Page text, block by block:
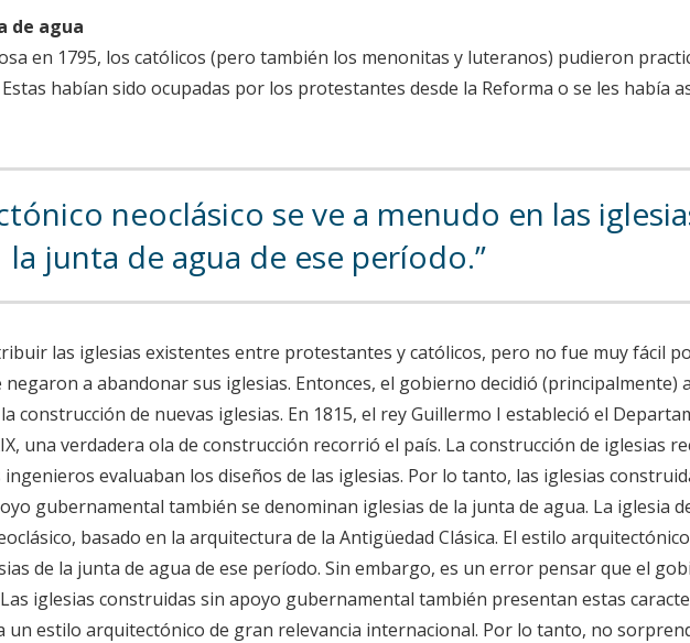
de agua
en 1795, los católicos (pero también los menonitas y luteranos) pudieron
habían sido ocupadas por los protestantes desde la Reforma o se les había
neoclásico se ve a menudo en las
la junta de agua de ese período.
las iglesias existentes entre protestantes y católicos, pero no fue muy fácil
a abandonar sus iglesias. Entonces, el gobierno decidió (principalmente)
construcción de nuevas iglesias. En 1815, el rey Guillermo I estableció el
una verdadera ola de construcción recorrió el país. La construcción de iglesias
evaluaban los diseños de las iglesias. Por lo tanto, las iglesias
gubernamental también se denominan iglesias de la junta de agua. La iglesia
basado en la arquitectura de la Antigüedad Clásica. El estilo
de la junta de agua de ese período. Sin embargo, es un error pensar que el
iglesias construidas sin apoyo gubernamental también presentan estas
un estilo arquitectónico de gran relevancia internacional. Por lo tanto, no